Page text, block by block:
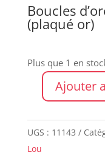
Boucles
(plaqué or)
Plus que 1 en
quantité
Boucles
d'oreilles
Ajouter
UGS : 11143
Lou